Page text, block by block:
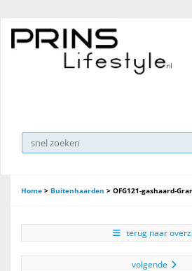
Home > Buitenhaarden > OFG121-gashaard-
terug naar
volgende